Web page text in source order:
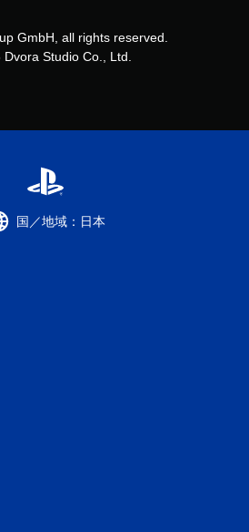
GmbH, all rights reserved.
Studio Co., Ltd.
国／地域：日本